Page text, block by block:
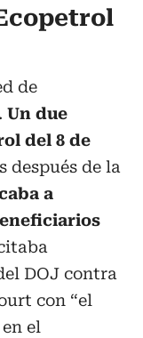
de
Un due
del 8 de
después de la
a
DOJ contra
con “el
el